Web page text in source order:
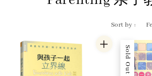
Sort by :
Sold Out